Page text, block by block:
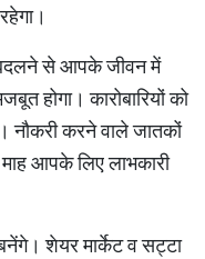
बदलने से आपके जीवन में
होगा। कारोबारियों को
करने वाले जातकों
आपके लिए लाभकारी
शेयर मार्केट व सट्टा